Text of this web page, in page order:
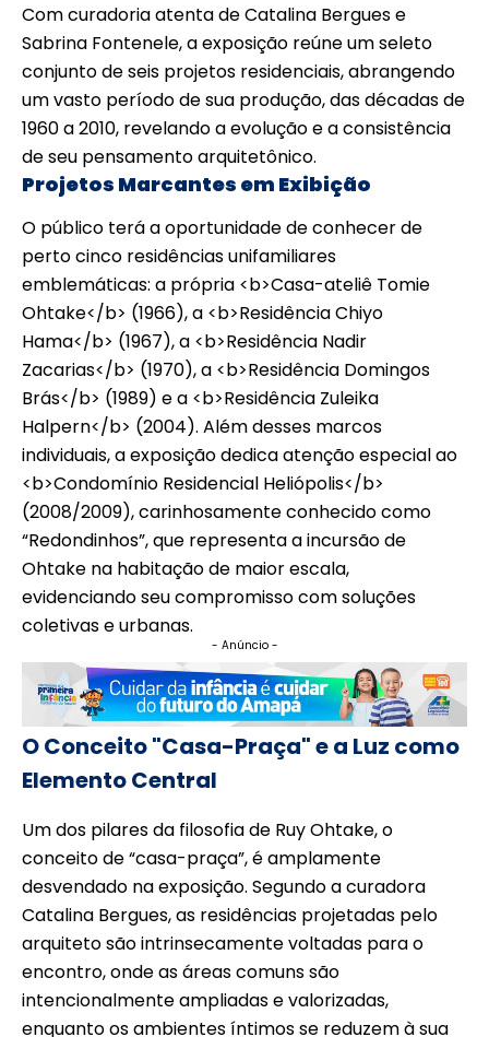
Com curadoria atenta de Catalina Bergues e
Sabrina Fontenele, a exposição reúne um seleto
conjunto de seis projetos residenciais, abrangendo
um vasto período de sua produção, das décadas de
1960 a 2010, revelando a evolução e a consistência
de seu pensamento arquitetônico.
Projetos Marcantes em Exibição
O público terá a oportunidade de conhecer de
perto cinco residências unifamiliares
emblemáticas: a própria <b>Casa-ateliê Tomie
Ohtake</b> (1966), a <b>Residência Chiyo
Hama</b> (1967), a <b>Residência Nadir
Zacarias</b> (1970), a <b>Residência Domingos
Brás</b> (1989) e a <b>Residência Zuleika
Halpern</b> (2004). Além desses marcos
individuais, a exposição dedica atenção especial ao
<b>Condomínio Residencial Heliópolis</b>
(2008/2009), carinhosamente conhecido como
“Redondinhos”, que representa a incursão de
Ohtake na habitação de maior escala,
evidenciando seu compromisso com soluções
coletivas e urbanas.
- Anúncio -
O Conceito "Casa-Praça" e a Luz como
Elemento Central
Um dos pilares da filosofia de Ruy Ohtake, o
conceito de “casa-praça”, é amplamente
desvendado na exposição. Segundo a curadora
Catalina Bergues, as residências projetadas pelo
arquiteto são intrinsecamente voltadas para o
encontro, onde as áreas comuns são
intencionalmente ampliadas e valorizadas,
enquanto os ambientes íntimos se reduzem à sua